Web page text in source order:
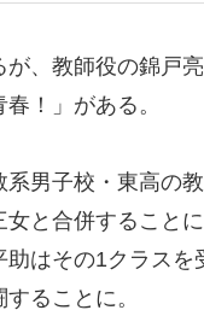
、教師役の錦戸
！」がある。
系男子校・東高の
と合併すること
はその1クラス
ることに。